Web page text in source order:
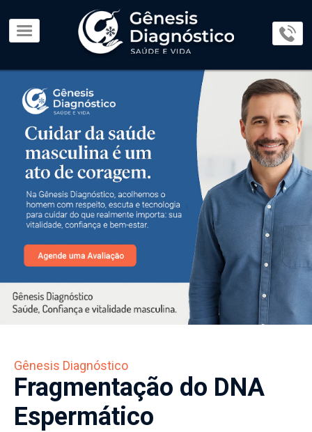
×
Page
O
Lab
Parceiros
Exames
e
Procedimentos
Consultas
Médicas
Dúvidas
e
Orientações
Blog
•
Resultados
dos
Exames
Gênesis Diagnóstico
Fragmentação do DNA
Espermático